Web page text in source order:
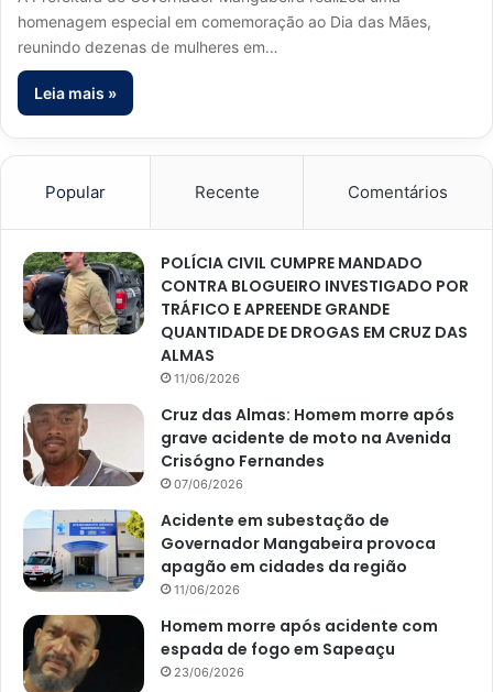
homenagem especial em comemoração ao Dia das Mães,
reunindo dezenas de mulheres em…
Leia mais »
Popular Recente Comentários
POLÍCIA CIVIL CUMPRE MANDADO
CONTRA BLOGUEIRO INVESTIGADO POR
TRÁFICO E APREENDE GRANDE
QUANTIDADE DE DROGAS EM CRUZ DAS
ALMAS
11/06/2026
Cruz das Almas: Homem morre após
grave acidente de moto na Avenida
Crisógno Fernandes
07/06/2026
Acidente em subestação de
Governador Mangabeira provoca
apagão em cidades da região
11/06/2026
Homem morre após acidente com
espada de fogo em Sapeaçu
23/06/2026